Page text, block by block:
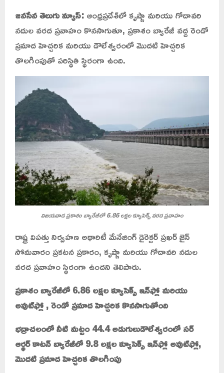
జనసేన తెలుగు న్యూస్:ఆంధ్రప్రదేశ్‌లో కృష్ణా మరియు గోదావరి
నదుల వరద ప్రవాహం కొనసాగుతూ, ప్రకాశం బ్యారేజీ వద్ద రెండో
ప్రమాద హెచ్చరిక మరియు డౌలేశ్వరంలో మొదటి హెచ్చరిక
తొలగింపుతో పరిస్థితి స్థిరంగా ఉంది.
విజయవాడ ప్రకాశం బ్యారేజీలో 6.86 లక్షల క్యూసెక్స్ వరద ప్రవాహం
రాష్ట్ర విపత్తు నిర్వహణ అథారిటీ మేనేజింగ్ డైరెక్టర్ ప్రఖర్ జైన్
సోమవారం ప్రకటన ప్రకారం, కృష్ణా మరియు గోదావరి నదుల
వరద ప్రవాహం స్థిరంగా ఉందని తెలిపారు.
ప్రకాశం బ్యారేజీలో 6.86 లక్షల క్యూసెక్స్ ఇన్‌ఫ్లో మరియు
అవుట్‌ఫ్లో , రెండో ప్రమాద హెచ్చరిక కొనసాగుతోంది
భద్రాచలంలో నీటి మట్టం 44.4 అడుగులుడౌలేశ్వరంలో సర్
ఆర్థర్ కాటన్ బ్యారేజీలో 9.8 లక్షల క్యూసెక్స్ ఇన్‌ఫ్లో అవుట్‌ఫ్లో,
మొదటి ప్రమాద హెచ్చరిక తొలగింపు